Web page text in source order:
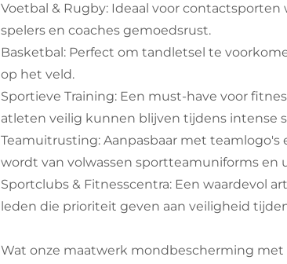
Voetbal & Rugby: Ideaal voor
spelers en coaches gemoedsrust.
Basketbal: Perfect om tandletsel te
op het veld.
Sportieve Training: Een must-have voor
atleten veilig kunnen blijven tijdens intense
Teamuitrusting: Aanpasbaar met
wordt van volwassen sportteamuniforms en
Sportclubs & Fitnesscentra: Een waardevol
leden die prioriteit geven aan veiligheid
Wat onze maatwerk mondbescherming met